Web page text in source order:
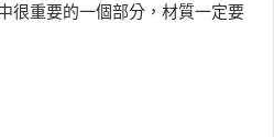
很重要的一個部分，材質一定要